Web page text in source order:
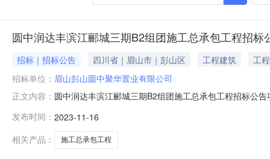
圆中润达丰滨江郦城三期B2组团施工总承包工程招标
招标｜招标公告 四川省｜眉山市｜彭山区 工程建筑
工程
招标单位： 眉山彭山圆中聚华置业有限公司
正文内容： 圆中润达丰滨江郦城三期B2组团施工总承包工程招标公
改造）、初装修、铁艺栏杆、保温涂料、总平管网、景
公区装修、户内精装修；（
发布时间： 2023-11-16
相关产品：
施工总承包工程